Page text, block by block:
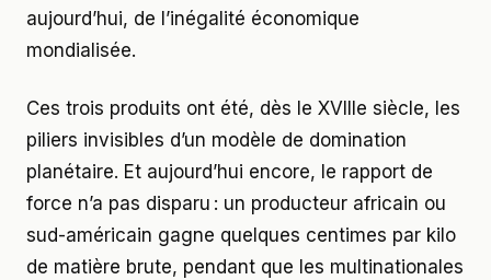
aujourd’hui, de l’inégalité économique
mondialisée.
Ces trois produits ont été, dès le XVIIIe siècle, les
piliers invisibles d’un modèle de domination
planétaire. Et aujourd’hui encore, le rapport de
force n’a pas disparu : un producteur africain ou
sud-américain gagne quelques centimes par kilo
de matière brute, pendant que les multinationales